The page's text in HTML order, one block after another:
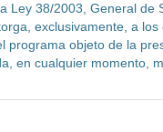
Ley 38/2003, General de
exclusivamente, a
programa objeto de la
en cualquier momento,